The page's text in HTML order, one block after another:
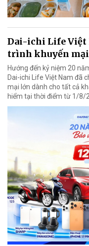
Dai-ichi Life Việt
trình khuyến mại
Hướng đến kỷ niệm 20
Dai-ichi Life Việt Nam đã
mại lớn dành cho tất cả
hiểm tại thời điểm từ 1/8/